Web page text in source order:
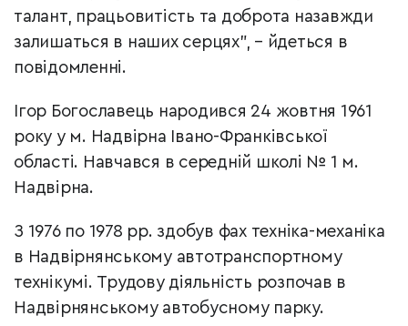
талант, працьовитість та доброта назавжди
залишаться в наших серцях”, – йдеться в
повідомленні.
Ігор Богославець народився 24 жовтня 1961
року у м. Надвірна Івано-Франківської
області. Навчався в середній школі № 1 м.
Надвірна.
З 1976 по 1978 рр. здобув фах техніка-механіка
в Надвірнянському автотранспортному
технікумі. Трудову діяльність розпочав в
Надвірнянському автобусному парку.